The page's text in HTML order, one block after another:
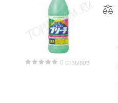
0 отзывов